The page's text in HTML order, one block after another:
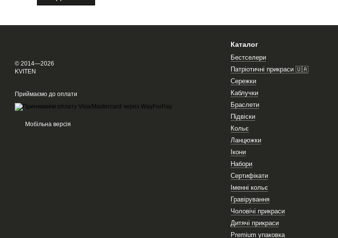
© 2014—2026
KVITEN
Приймаємо до оплати
Мобільна версія
Каталог
Бестселери
Патріотичні прикраси 🇺🇦
Сережки
Каблучки
Браслети
Підвіски
Кольє
Ланцюжки
Ікони
Набори
Сертифікати
Іменні кольє
Гравірування
Чоловічі прикраси
Дитячі прикраси
Premium упаковка